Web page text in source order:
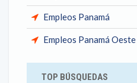
Empleos Panamá
Empleos Panamá Oeste
TOP BÚSQUEDAS